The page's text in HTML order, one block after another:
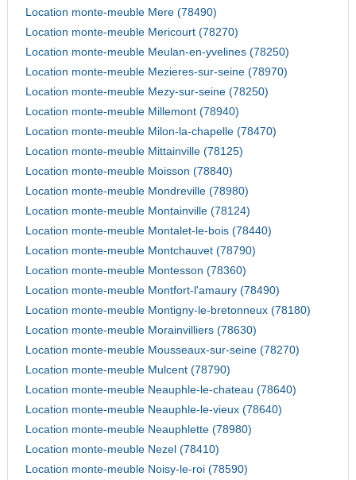
Location monte-meuble Mere (78490)
Location monte-meuble Mericourt (78270)
Location monte-meuble Meulan-en-yvelines (78250)
Location monte-meuble Mezieres-sur-seine (78970)
Location monte-meuble Mezy-sur-seine (78250)
Location monte-meuble Millemont (78940)
Location monte-meuble Milon-la-chapelle (78470)
Location monte-meuble Mittainville (78125)
Location monte-meuble Moisson (78840)
Location monte-meuble Mondreville (78980)
Location monte-meuble Montainville (78124)
Location monte-meuble Montalet-le-bois (78440)
Location monte-meuble Montchauvet (78790)
Location monte-meuble Montesson (78360)
Location monte-meuble Montfort-l'amaury (78490)
Location monte-meuble Montigny-le-bretonneux (78180)
Location monte-meuble Morainvilliers (78630)
Location monte-meuble Mousseaux-sur-seine (78270)
Location monte-meuble Mulcent (78790)
Location monte-meuble Neauphle-le-chateau (78640)
Location monte-meuble Neauphle-le-vieux (78640)
Location monte-meuble Neauphlette (78980)
Location monte-meuble Nezel (78410)
Location monte-meuble Noisy-le-roi (78590)